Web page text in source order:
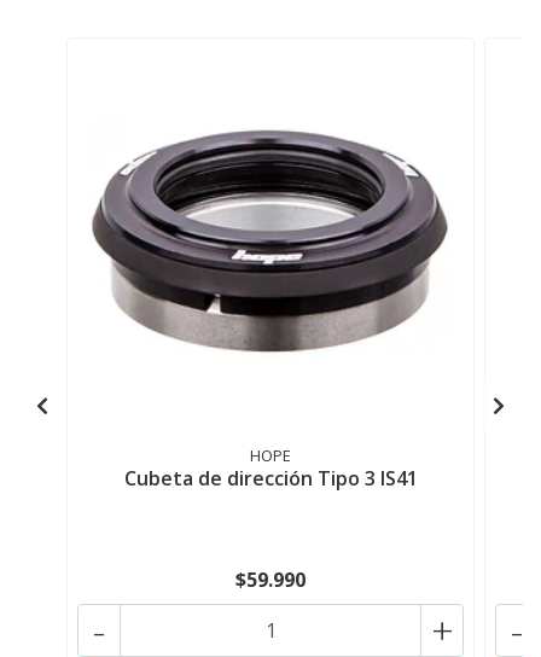
HOPE
Cubeta de dirección Tipo 3 IS41
$59.990
+
- -